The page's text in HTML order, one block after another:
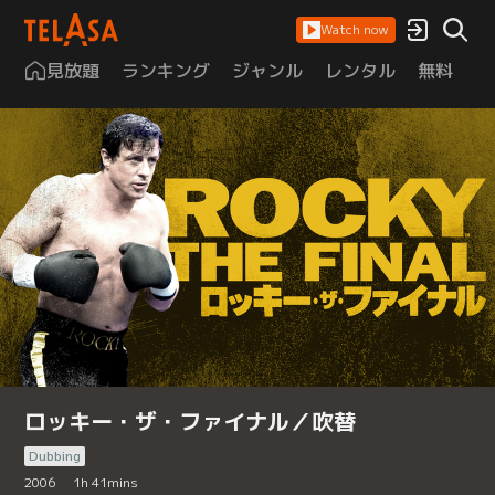
Watch now
見放題 ランキング ジャンル レンタル 無料
ロッキー・ザ・ファイナル／吹替
Dubbing
2006
1h 41mins